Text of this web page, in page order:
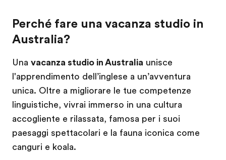
Perché fare una vacanza studio in
Australia?
Una vacanza studio in Australia unisce
l'apprendimento dell’inglese a un’avventura
unica. Oltre a migliorare le tue competenze
linguistiche, vivrai immerso in una cultura
accogliente e rilassata, famosa per i suoi
paesaggi spettacolari e la fauna iconica come
canguri e koala.